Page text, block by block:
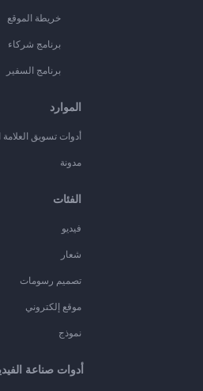
خريطة الموقع
برنامج شركاء
برنامج السفير
الموارد
أدوات تسويق العلامة
مدونة
الفئات
فيديو
شعار
تصميم رسومات
موقع إلكتروني
نموذج
أدوات صناعة